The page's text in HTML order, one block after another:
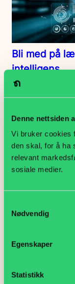
Denne nettsiden
Vi bruker cookies
den skal, for å ha
relevant
sosiale medier.
Nødvendig
Egenskaper
Statistikk
Bli med på
intelligens
Kompetanse
Velkommen